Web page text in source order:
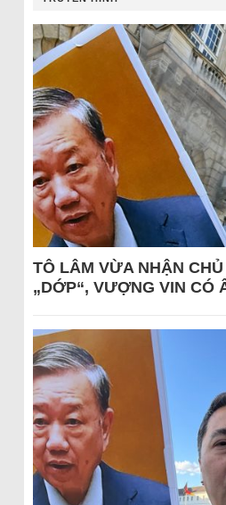
TÔ LÂM VỪA NHẬN
„DỚP“, VƯỢNG VIN CÓ